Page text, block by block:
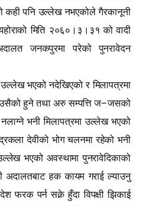
कही पनि उल्लेख नभएकोले गैरकानूनी
मिति २०६०।३।३१ को वादी
जनकपुरमा परेको पुनरावेदन
उल्लेख भएको नदेखिएको र मिलापत्रमा
हुने तथा अरु सम्पत्ति ज–जसको
भनी मिलापत्रमा उल्लेख भएको
देवीको भोग चलनमा रहेको भनी
भएको अवस्थामा पुनरावेदिकाको
अदालतबाट हक कायम गराई ल्याउनु
फरक पर्न सक्ने हुँदा विपक्षी झिकाई